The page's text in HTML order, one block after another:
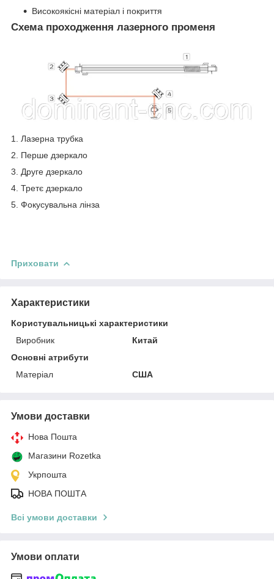
Високоякісні матеріал і покриття
Схема проходження лазерного променя
1. Лазерна трубка
2. Перше дзеркало
3. Друге дзеркало
4. Третє дзеркало
5. Фокусувальна лінза
Приховати
Характеристики
Користувальницькі характеристики
Виробник
Китай
Основні атрибути
Матеріал
США
Умови доставки
Нова Пошта
Магазини Rozetka
Укрпошта
НОВА ПОШТА
Всі умови доставки
Умови оплати